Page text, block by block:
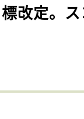
改定。